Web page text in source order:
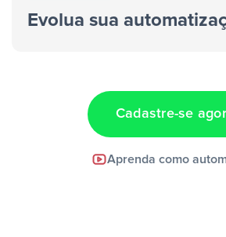
“A cada resposta em um
Evolua sua
Cadastre-se
Aprenda como